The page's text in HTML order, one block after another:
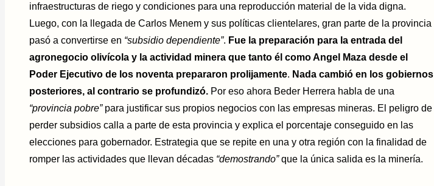
infraestructuras de riego y condiciones para una reproducción material de la vida digna.
Luego, con la llegada de Carlos Menem y sus políticas clientelares, gran parte de la provincia
pasó a convertirse en “subsidio dependiente”. Fue la preparación para la entrada del
agronegocio olivícola y la actividad minera que tanto él como Angel Maza desde el
Poder Ejecutivo de los noventa prepararon prolijamente. Nada cambió en los gobiernos
posteriores, al contrario se profundizó. Por eso ahora Beder Herrera habla de una
“provincia pobre”para justificar sus propios negocios con las empresas mineras. El peligro de
perder subsidios calla a parte de esta provincia y explica el porcentaje conseguido en las
elecciones para gobernador. Estrategia que se repite en una y otra región con la finalidad de
romper las actividades que llevan décadas “demostrando”que la única salida es la minería.